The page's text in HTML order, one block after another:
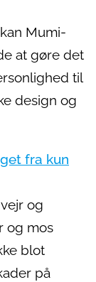
Mumi-
at gøre det
til
design og
fra kun
og
og mos
blot
på